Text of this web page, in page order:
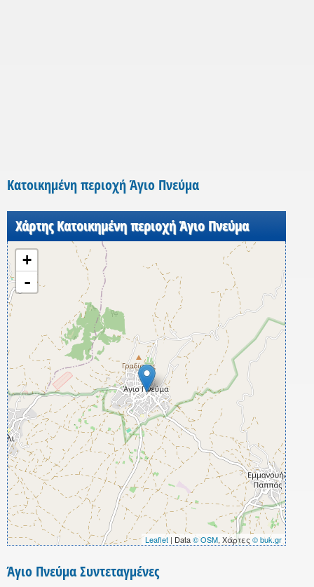
Κατοικημένη περιοχή Άγιο Πνεύμα
Χάρτης Κατοικημένη περιοχή Άγιο Πνεύμα
+
-
Leaflet| Data© OSM, Χάρτες© buk.gr
Άγιο Πνεύμα Συντεταγμένες